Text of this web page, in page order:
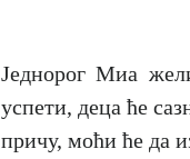
Једнорог Миа
успети, деца ће
причу, моћи ће да